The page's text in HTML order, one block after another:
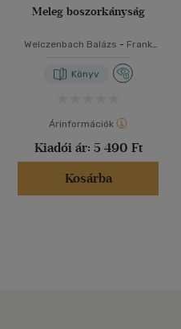
Meleg boszorkányság
Welczenbach Balázs - Frank
Könyv
Árinformációk
Kiadói ár: 5 490 Ft
Kosárba